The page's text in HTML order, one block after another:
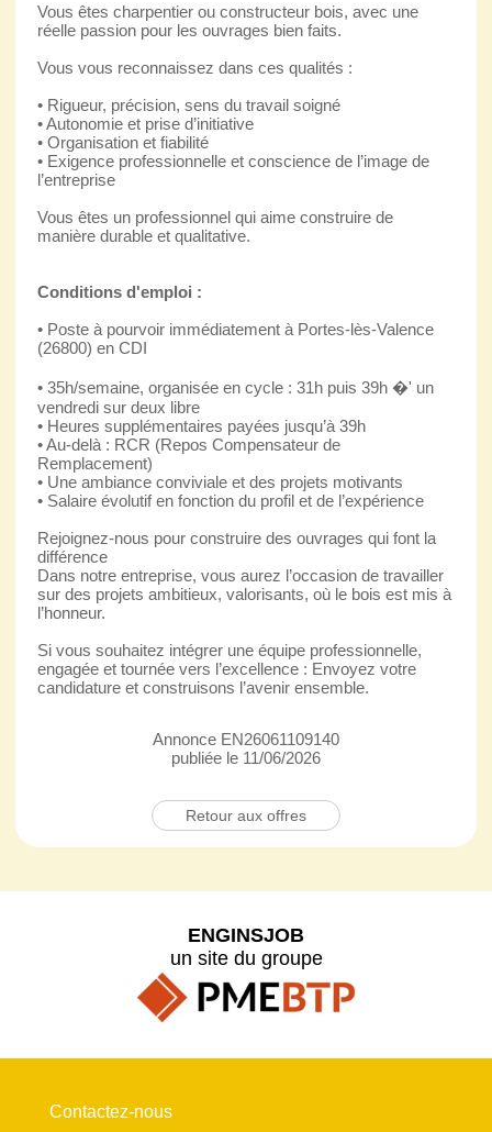
Vous êtes charpentier ou constructeur bois, avec une
réelle passion pour les ouvrages bien faits.
Vous vous reconnaissez dans ces qualités :
• Rigueur, précision, sens du travail soigné
• Autonomie et prise d’initiative
• Organisation et fiabilité
• Exigence professionnelle et conscience de l’image de
l’entreprise
Vous êtes un professionnel qui aime construire de
manière durable et qualitative.
Conditions d'emploi :
• Poste à pourvoir immédiatement à Portes-lès-Valence
(26800) en CDI
• 35h/semaine, organisée en cycle : 31h puis 39h �' un
vendredi sur deux libre
• Heures supplémentaires payées jusqu’à 39h
• Au-delà : RCR (Repos Compensateur de
Remplacement)
• Une ambiance conviviale et des projets motivants
• Salaire évolutif en fonction du profil et de l’expérience
Rejoignez-nous pour construire des ouvrages qui font la
différence
Dans notre entreprise, vous aurez l’occasion de travailler
sur des projets ambitieux, valorisants, où le bois est mis à
l’honneur.
Si vous souhaitez intégrer une équipe professionnelle,
engagée et tournée vers l’excellence : Envoyez votre
candidature et construisons l’avenir ensemble.
Annonce EN26061109140
publiée le 11/06/2026
Retour aux offres
ENGINSJOB
un site du groupe
Contactez-nous